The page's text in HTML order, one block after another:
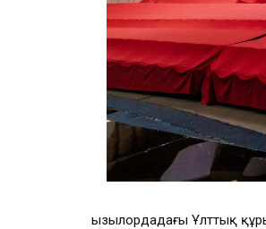
Қызылордадағы Ұлттық